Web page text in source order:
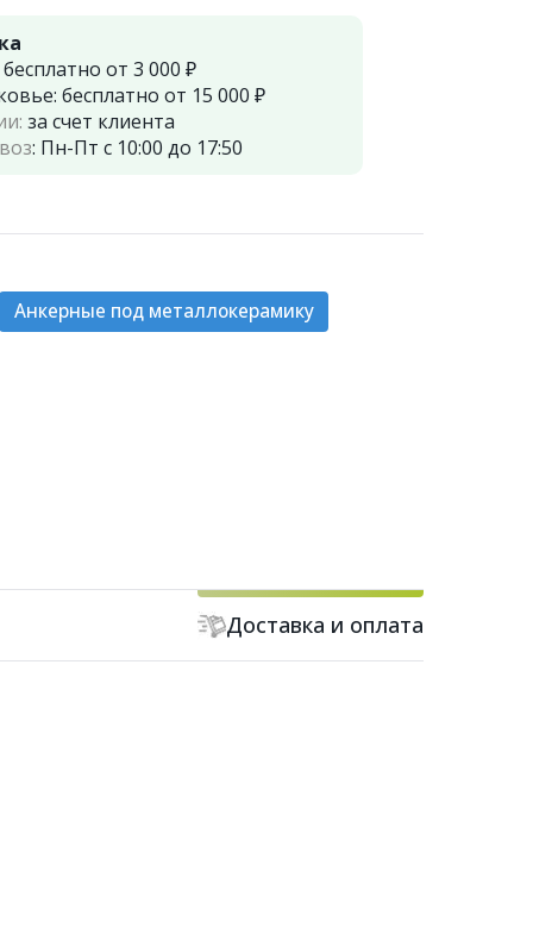
бесплатно от 3 000 ₽
бесплатно от 15 000 ₽
за счет клиента
: Пн-Пт с 10:00 до 17:50
Анкерные под металлокерамику
Доставка и оплата